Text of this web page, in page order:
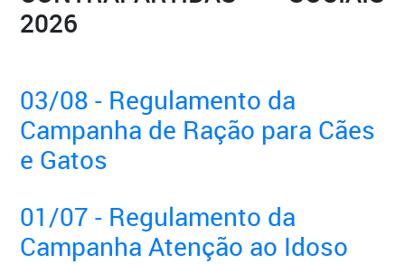
2026
03/08 - Regulamento da
Campanha de Ração para Cães
e Gatos
01/07 - Regulamento da
Campanha Atenção ao Idoso